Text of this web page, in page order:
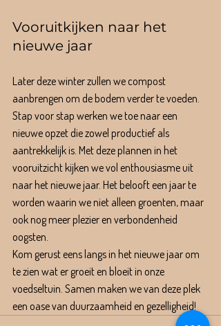
Vooruitkijken naar het
nieuwe jaar
Later deze winter zullen we compost
aanbrengen om de bodem verder te voeden.
Stap voor stap werken we toe naar een
nieuwe opzet die zowel productief als
aantrekkelijk is. Met deze plannen in het
vooruitzicht kijken we vol enthousiasme uit
naar het nieuwe jaar. Het belooft een jaar te
worden waarin we niet alleen groenten, maar
ook nog meer plezier en verbondenheid
oogsten.
Kom gerust eens langs in het nieuwe jaar om
te zien wat er groeit en bloeit in onze
voedseltuin. Samen maken we van deze plek
een oase van duurzaamheid en gezelligheid!